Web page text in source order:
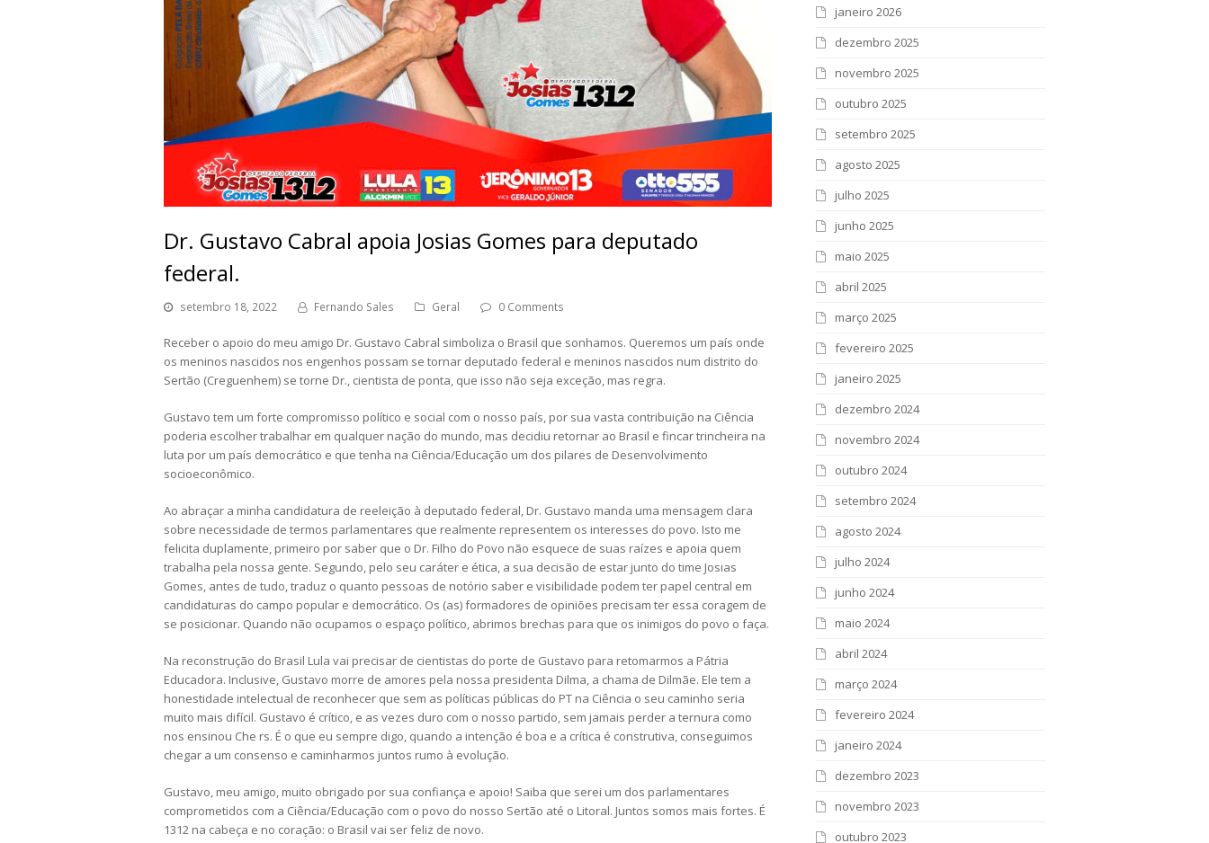
Dr. Gustavo Cabral apoia Josias Gomes para deputado
federal.
setembro 18, 2022 Fernando Sales Geral 0 Comments
Receber o apoio do meu amigo Dr. Gustavo Cabral simboliza o Brasil que sonhamos. Queremos um país onde
os meninos nascidos nos engenhos possam se tornar deputado federal e meninos nascidos num distrito do
Sertão (Creguenhem) se torne Dr., cientista de ponta, que isso não seja exceção, mas regra.
Gustavo tem um forte compromisso político e social com o nosso país, por sua vasta contribuição na Ciência
poderia escolher trabalhar em qualquer nação do mundo, mas decidiu retornar ao Brasil e fincar trincheira na
luta por um país democrático e que tenha na Ciência/Educação um dos pilares de Desenvolvimento
socioeconômico.
Ao abraçar a minha candidatura de reeleição à deputado federal, Dr. Gustavo manda uma mensagem clara
sobre necessidade de termos parlamentares que realmente representem os interesses do povo. Isto me
felicita duplamente, primeiro por saber que o Dr. Filho do Povo não esquece de suas raízes e apoia quem
trabalha pela nossa gente. Segundo, pelo seu caráter e ética, a sua decisão de estar junto do time Josias
Gomes, antes de tudo, traduz o quanto pessoas de notório saber e visibilidade podem ter papel central em
candidaturas do campo popular e democrático. Os (as) formadores de opiniões precisam ter essa coragem de
se posicionar. Quando não ocupamos o espaço político, abrimos brechas para que os inimigos do povo o faça.
Na reconstrução do Brasil Lula vai precisar de cientistas do porte de Gustavo para retomarmos a Pátria
Educadora. Inclusive, Gustavo morre de amores pela nossa presidenta Dilma, a chama de Dilmãe. Ele tem a
honestidade intelectual de reconhecer que sem as políticas públicas do PT na Ciência o seu caminho seria
muito mais difícil. Gustavo é crítico, e as vezes duro com o nosso partido, sem jamais perder a ternura como
nos ensinou Che rs. É o que eu sempre digo, quando a intenção é boa e a crítica é construtiva, conseguimos
chegar a um consenso e caminharmos juntos rumo à evolução.
Gustavo, meu amigo, muito obrigado por sua confiança e apoio! Saiba que serei um dos parlamentares
comprometidos com a Ciência/Educação com o povo do nosso Sertão até o Litoral. Juntos somos mais fortes. É
1312 na cabeça e no coração: o Brasil vai ser feliz de novo.
janeiro 2026
dezembro 2025
novembro 2025
outubro 2025
setembro 2025
agosto 2025
julho 2025
junho 2025
maio 2025
abril 2025
março 2025
fevereiro 2025
janeiro 2025
dezembro 2024
novembro 2024
outubro 2024
setembro 2024
agosto 2024
julho 2024
junho 2024
maio 2024
abril 2024
março 2024
fevereiro 2024
janeiro 2024
dezembro 2023
novembro 2023
outubro 2023